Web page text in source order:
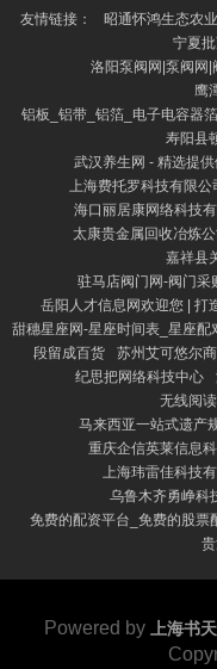
友情链接： 昭通怀鸿生态农
宁夏
洛阳泵阀网|泵阀网|
鹰
铝板_铝带_铝箔_电子电容器
寿阳县
武汉养生网 - 精选提
上海费托罗科技有限公
海口丽居康网络科技
太康贵金属回收冶炼
嘉祥县
驻马店阀门网-阀门采
岳阳人才信息网欢迎您 | 打
甜穗星座网-星座时间表_星座配
段留成百货
苏州艾可悠尔
纪思把网络科技中心
无线阅
马来西亚一站式遗产
重庆企信英莱信息
上海玮雷佳科技
乌鲁木齐勇峥科
免费的配资平台_免费的股票
Powered by 上海书